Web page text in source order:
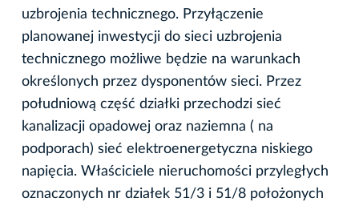
uzbrojenia technicznego. Przyłączenie
planowanej inwestycji do sieci uzbrojenia
technicznego możliwe będzie na warunkach
określonych przez dysponentów sieci. Przez
południową część działki przechodzi sieć
kanalizacji opadowej oraz naziemna ( na
podporach) sieć elektroenergetyczna niskiego
napięcia. Właściciele nieruchomości przyległych
oznaczonych nr działek 51/3 i 51/8 położonych